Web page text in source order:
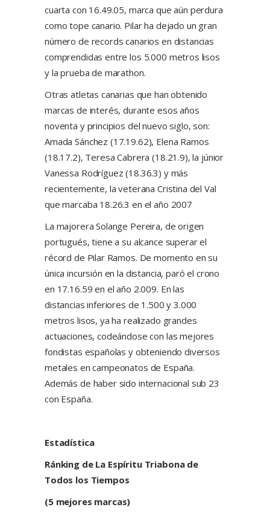
cuarta con 16.49.05, marca que aún perdura
como tope canario. Pilar ha dejado un gran
número de records canarios en distancias
comprendidas entre los 5.000 metros lisos
y la prueba de marathon.
Otras atletas canarias que han obtenido
marcas de interés, durante esos años
noventa y principios del nuevo siglo, son:
Amada Sánchez (17.19.62), Elena Ramos
(18.17.2), Teresa Cabrera (18.21.9), la júnior
Vanessa Rodríguez (18.36.3) y más
recientemente, la veterana Cristina del Val
que marcaba 18.26.3 en el año 2007
La majorera Solange Pereira, de origen
portugués, tiene a su alcance superar el
récord de Pilar Ramos. De momento en su
única incursión en la distancia, paró el crono
en 17.16.59 en el año 2.009. En las
distancias inferiores de 1.500 y 3.000
metros lisos, ya ha realizado grandes
actuaciones, codeándose con las mejores
fondistas españolas y obteniendo diversos
metales en campeonatos de España.
Además de haber sido internacional sub 23
con España.
Estadística
Ránking de La Espíritu Triabona de
Todos los Tiempos
(5 mejores marcas)